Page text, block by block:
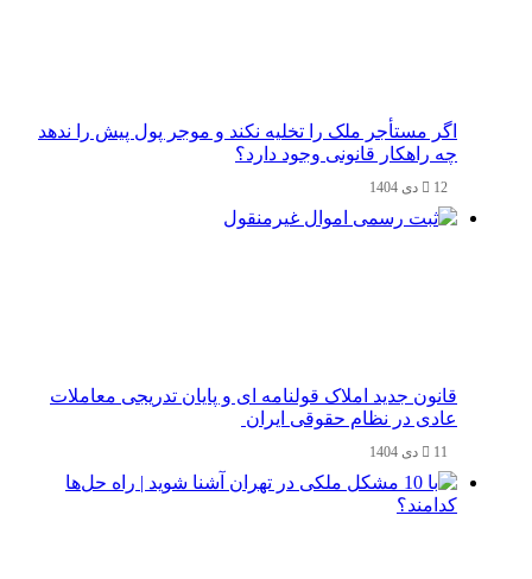
اگر مستأجر ملک را تخلیه نکند و موجر پول پیش را ندهد
چه راهکار قانونی وجود دارد؟
12 دی 1404
قانون جدید املاک قولنامه ای و پایان تدریجی معاملات
عادی در نظام حقوقی ایران
11 دی 1404